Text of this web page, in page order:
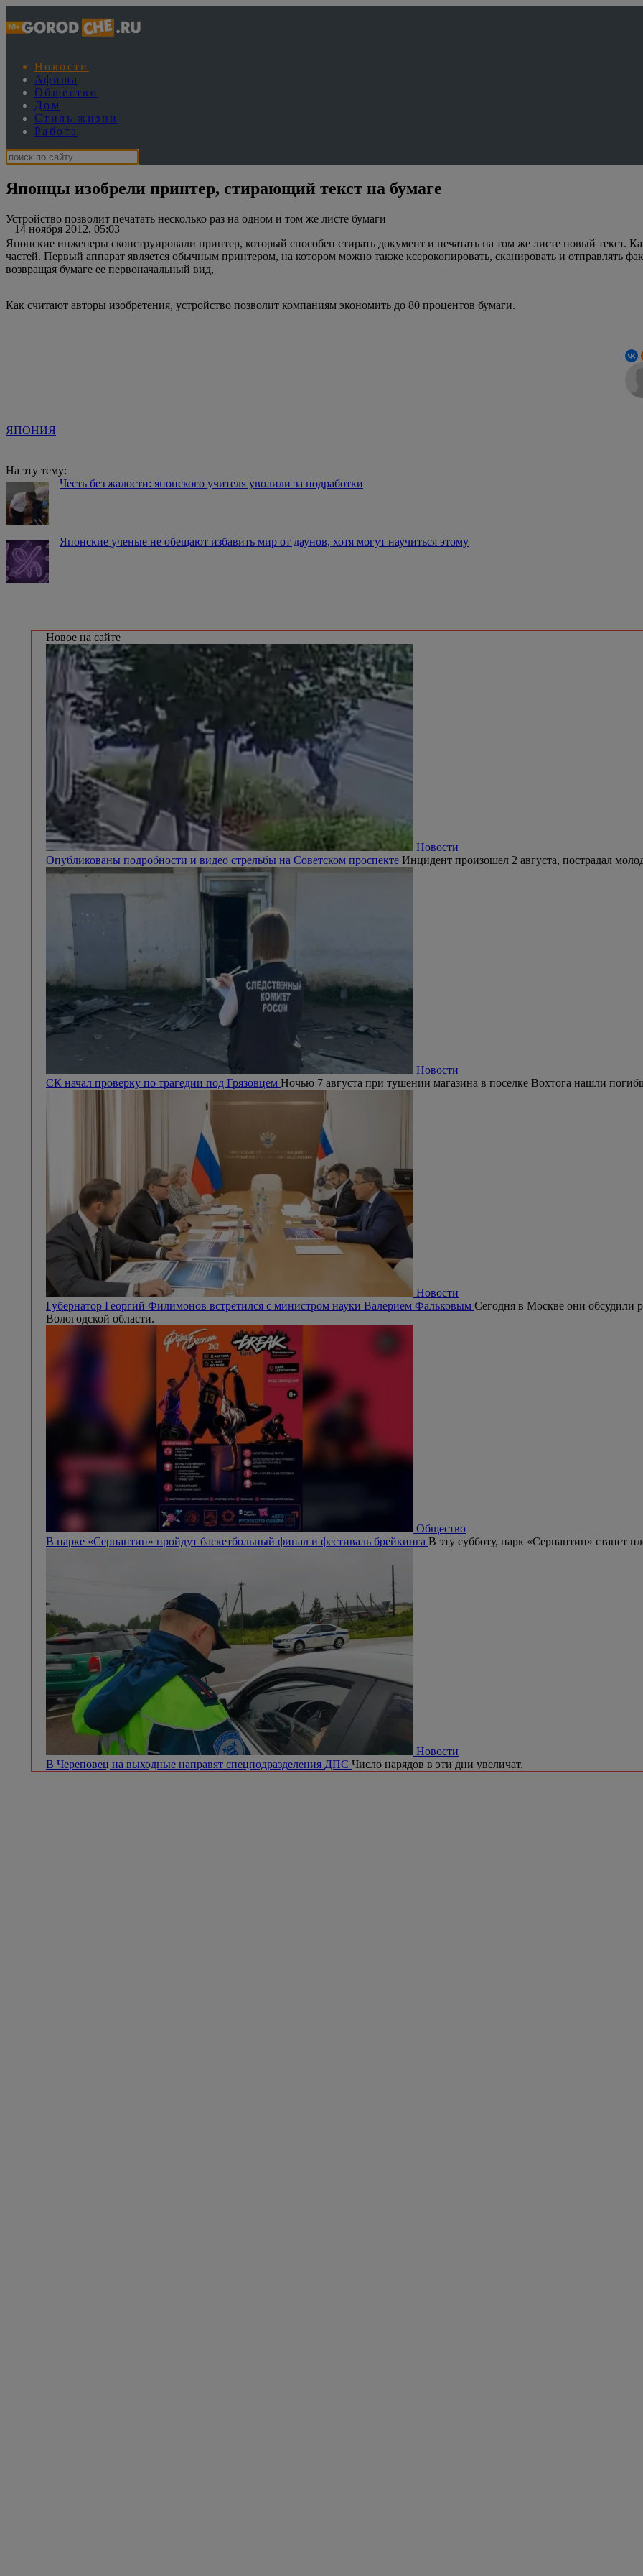
Новости
Афиша
Общество
Дом
Стиль жизни
Работа
Японцы изобрели принтер, стирающий текст на бумаге
14 ноября 2012, 05:03
Устройство позволит печатать несколько раз на одном и том же листе бумаги
Японские инженеры сконструировали принтер, который способен стирать документ и печатать на том же листе новый текст.
частей. Первый аппарат является обычным принтером, на котором можно также ксерокопировать, сканировать и отправлять
возвращая бумаге ее первоначальный вид,
Как считают авторы изобретения, устройство позволит компаниям экономить до 80 процентов бумаги.
ЯПОНИЯ
На эту тему:
Честь без жалости: японского учителя уволили за подработки
Японские ученые не обещают избавить мир от даунов, хотя могут научиться этому
Новое на сайте
Новости
Опубликованы подробности и видео стрельбы на Советском проспекте Инцидент произошел 2 августа, пострадал
Новости
СК начал проверку по трагедии под Грязовцем Ночью 7 августа при тушении магазина в поселке Вохтога нашли
Новости
Губернатор Георгий Филимонов встретился с министром науки Валерием Фальковым Сегодня в Москве они обсудили
Вологодской области.
Общество
В парке «Серпантин» пройдут баскетбольный финал и фестиваль брейкинга В эту субботу, парк «Серпантин» станет
Новости
В Череповец на выходные направят спецподразделения ДПС Число нарядов в эти дни увеличат.